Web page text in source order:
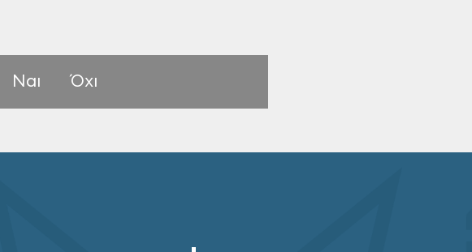
Ναι Όχι